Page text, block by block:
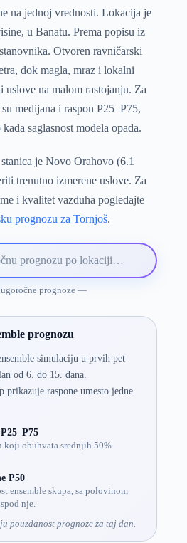
na jednoj vrednosti. Lokacija je
u Banatu. Prema popisu iz
Otvoren ravničarski
dok magla, mraz i lokalni
na malom rastojanju. Za
medijana i raspon P25–P75,
saglasnost modela opada.
je Novo Orahovo (6.1
trenutno izmerene uslove. Za
i kvalitet vazduha pogledajte
prognozu za Tornjoš.
prognoze —
prognozu
simulaciju u prvih pet
od 6. do 15. dana.
raspone umesto jedne
koji obuhvata srednjih 50%
P50
ensemble skupa, sa polovinom
nje.
pouzdanost prognoze za taj dan.